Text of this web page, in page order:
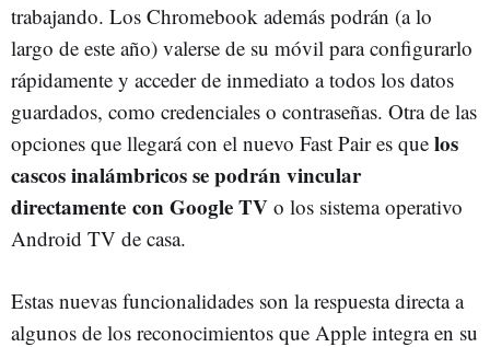
trabajando. Los Chromebook además podrán (a lo
largo de este año) valerse de su móvil para configurarlo
rápidamente y acceder de inmediato a todos los datos
guardados, como credenciales o contraseñas. Otra de las
opciones que llegará con el nuevo Fast Pair es que los
cascos inalámbricos se podrán vincular
directamente con Google TV o los sistema operativo
Android TV de casa.
Estas nuevas funcionalidades son la respuesta directa a
algunos de los reconocimientos que Apple integra en su